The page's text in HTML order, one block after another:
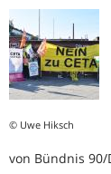
© Uwe Hiksch
von Bündnis